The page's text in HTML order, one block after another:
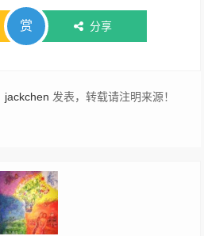
赏 分享
jackchen 发表，转载请注明来源！